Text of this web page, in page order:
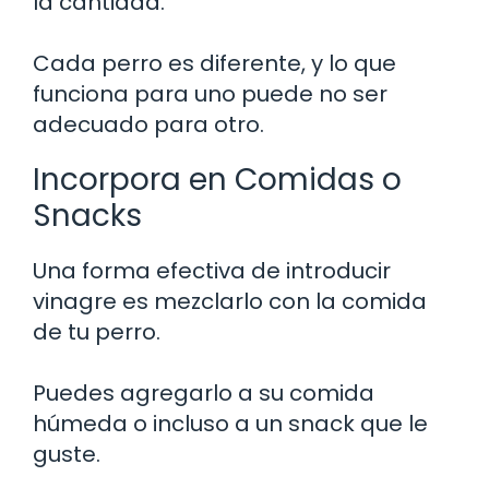
Cada perro es diferente, y lo que
funciona para uno puede no ser
adecuado para otro.
Incorpora en Comidas o
Snacks
Una forma efectiva de introducir
vinagre es mezclarlo con la comida
de tu perro.
Puedes agregarlo a su comida
húmeda o incluso a un snack que le
guste.